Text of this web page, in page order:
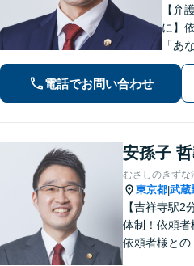
【弁
に】
「あ
す！
イン
事事
電話でお問い合わせ
安孫子
むさしのきずな
東京都|武蔵
【吉祥寺駅2
体制！依頼者
依頼者様との